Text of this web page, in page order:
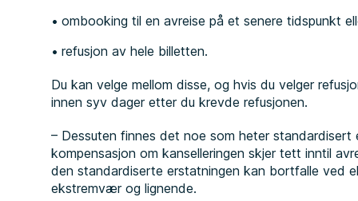
ombooking til en avreise på et senere tidspunkt
refusjon av hele billetten.
Du kan velge mellom disse, og hvis du velger
innen syv dager etter du krevde refusjonen.
– Dessuten finnes det noe som heter standardisert
kompensasjon om kanselleringen skjer tett inntil
den standardiserte erstatningen kan bortfalle ved
ekstremvær og lignende.